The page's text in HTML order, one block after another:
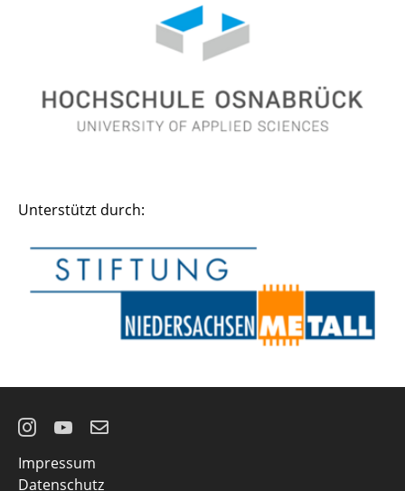
Unterstützt durch:
Mail
Impressum
Datenschutz